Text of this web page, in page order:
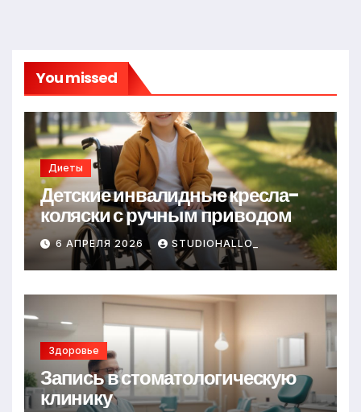
You missed
Диеты
Детские инвалидные кресла-
коляски с ручным приводом
6 АПРЕЛЯ 2026 STUDIOHALLO_
Здоровье
Запись в стоматологическую
клинику